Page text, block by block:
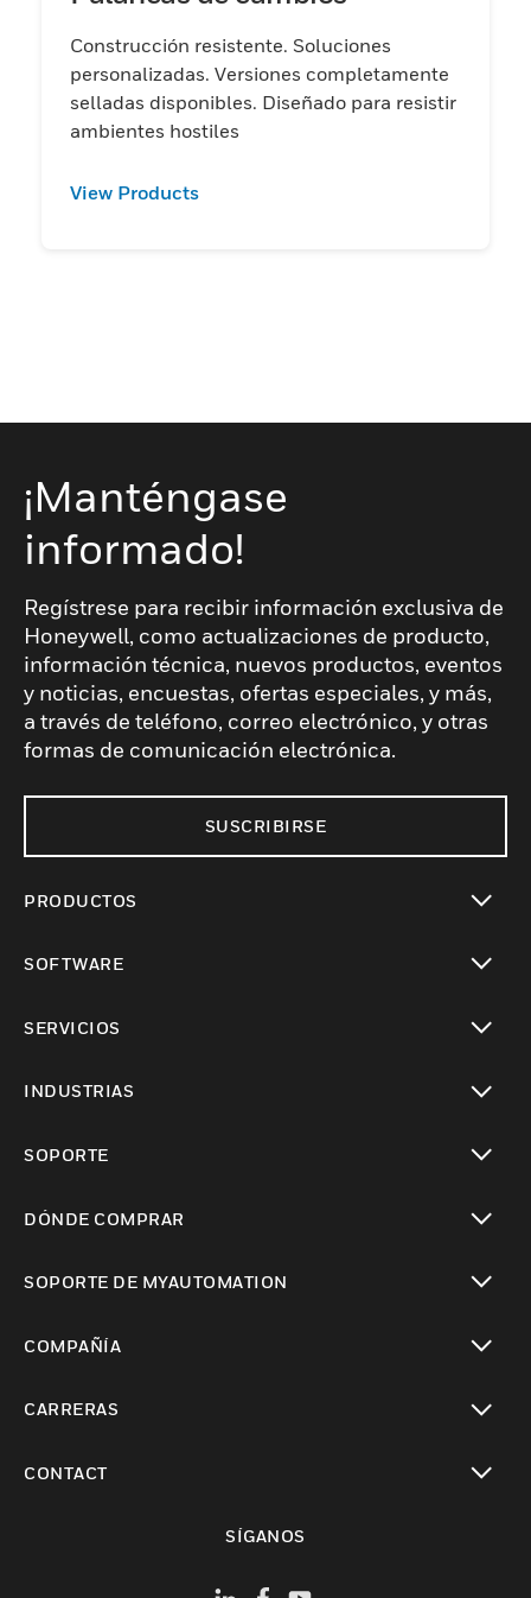
Construcción resistente. Soluciones
personalizadas. Versiones completamente
selladas disponibles. Diseñado para resistir
ambientes hostiles
View Products
¡Manténgase
informado!
Regístrese para recibir información exclusiva de
Honeywell, como actualizaciones de producto,
información técnica, nuevos productos, eventos
y noticias, encuestas, ofertas especiales, y más,
a través de teléfono, correo electrónico, y otras
formas de comunicación electrónica.
SUSCRIBIRSE
PRODUCTOS
SOFTWARE
SERVICIOS
INDUSTRIAS
SOPORTE
DÓNDE COMPRAR
SOPORTE DE MYAUTOMATION
COMPAÑÍA
CARRERAS
CONTACT
SÍGANOS